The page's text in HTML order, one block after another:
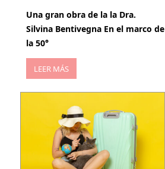
abril 29, 2026
Una gran obra de la la Dra.
Silvina Bentivegna En el marco de
la 50°
LEER MÁS